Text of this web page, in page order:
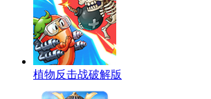
植物反击战破解版